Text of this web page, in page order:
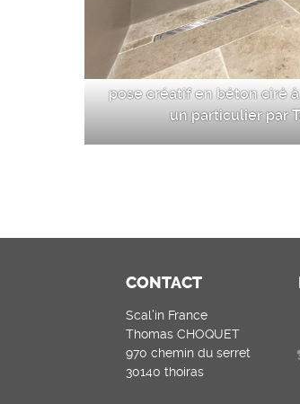
pose créatif en béton ciré
un particulier par
CONTACT
Scal’in France
Thomas CHOQUET
970 chemin du serret
30140 thoiras